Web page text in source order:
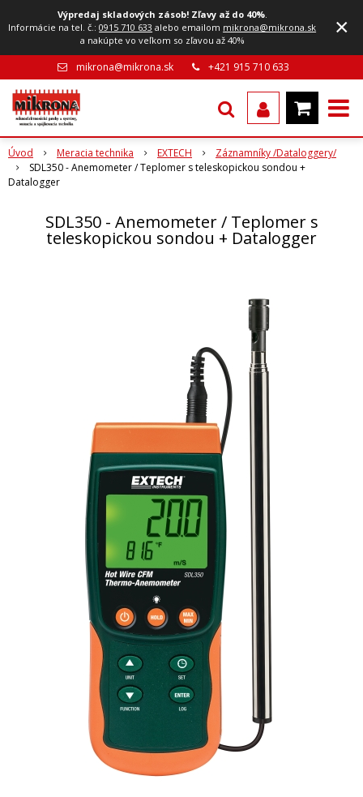
Výpredaj skladových zásob! Zľavy až do 40%.
Informácie na tel. č.:0915 710 633 alebo emailom mikrona@mikrona.sk
a nakúpte vo veľkom so zľavou až 40%
×
mikrona@mikrona.sk +421 915 710 633
Úvod Meracia technika EXTECH
Záznamníky /Dataloggery/
SDL350 - Anemometer / Teplomer s teleskopickou sondou +
Datalogger
SDL350 - Anemometer / Teplomer s
teleskopickou sondou + Datalogger